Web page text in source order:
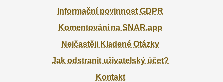
Informační povinnost GDPR
Komentování na SNAR.app
Nejčastěji Kladené Otázky
Jak odstranit uživatelský účet?
Kontakt